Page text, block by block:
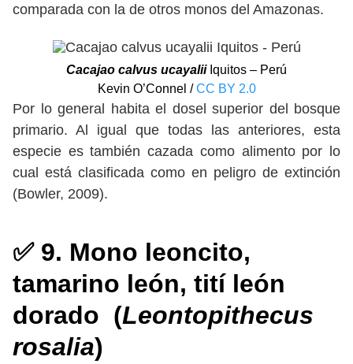
comparada con la de otros monos del Amazonas.
Cacajao calvus ucayaliiIquitos – Perú
Kevin O’Connel /CC BY 2.0
Por lo general habita el dosel superior del bosque
primario. Al igual que todas las anteriores, esta
especie es también cazada como alimento por lo
cual está clasificada como en peligro de extinción
(Bowler, 2009).
✅ 9. Mono leoncito,
tamarino león, tití león
dorado (Leontopithecus
rosalia)